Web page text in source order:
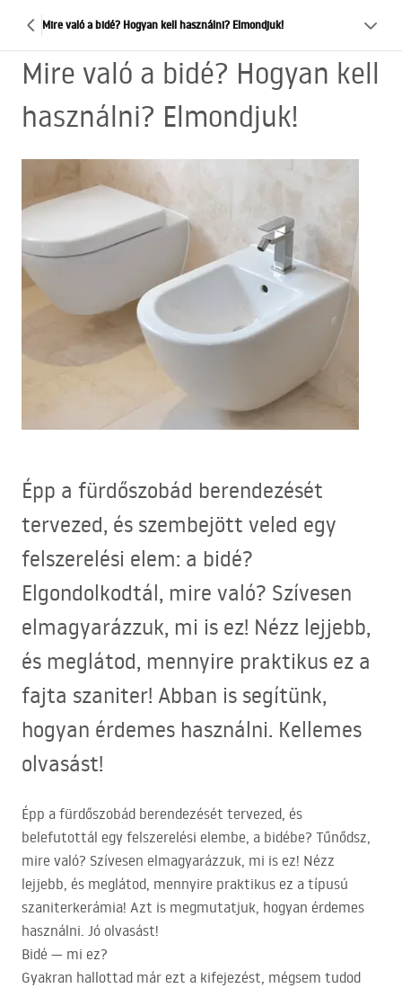
Mire való a bidé? Hogyan kell használni? Elmondjuk!
Mire való a bidé? Hogyan kell
használni? Elmondjuk!
Épp a fürdőszobád berendezését
tervezed, és szembejött veled egy
felszerelési elem: a bidé?
Elgondolkodtál, mire való? Szívesen
elmagyarázzuk, mi is ez! Nézz lejjebb,
és meglátod, mennyire praktikus ez a
fajta szaniter! Abban is segítünk,
hogyan érdemes használni. Kellemes
olvasást!
Épp a fürdőszobád berendezését tervezed, és
belefutottál egy felszerelési elembe, a bidébe? Tűnődsz,
mire való? Szívesen elmagyarázzuk, mi is ez! Nézz
lejjebb, és meglátod, mennyire praktikus ez a típusú
szaniterkerámia! Azt is megmutatjuk, hogyan érdemes
használni. Jó olvasást!
Bidé — mi ez?
Gyakran hallottad már ezt a kifejezést, mégsem tudod